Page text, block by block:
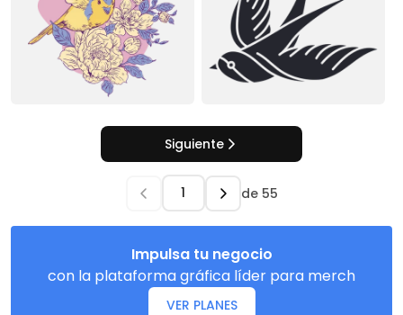
Siguiente
de 55
Impulsa tu negocio
con la plataforma gráfica líder para merch
VER PLANES